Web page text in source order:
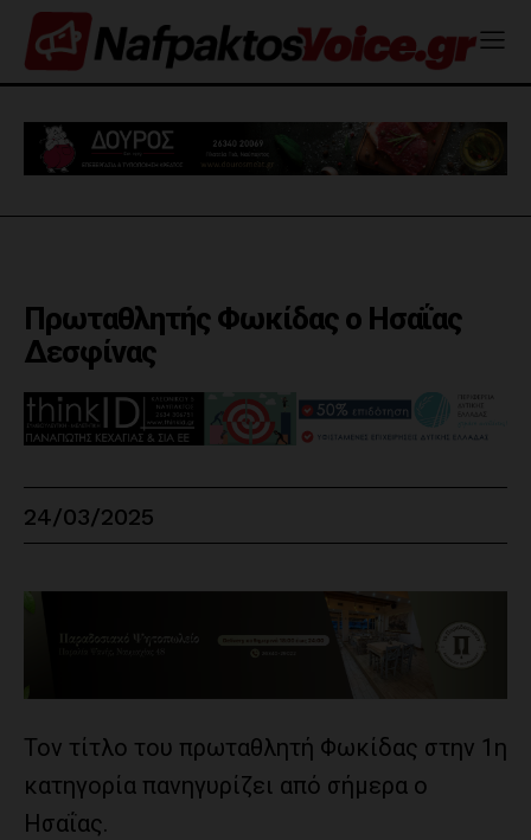
Πρωταθλητής Φωκίδας ο Ησαΐας
Δεσφίνας
24/03/2025
Τον τίτλο του πρωταθλητή Φωκίδας στην 1η
κατηγορία πανηγυρίζει από σήμερα ο
Ησαΐας.